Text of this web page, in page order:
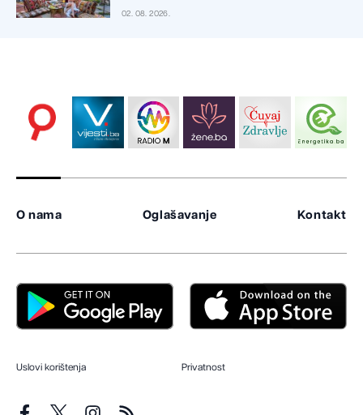
02. 08. 2026.
O nama Oglašavanje Kontakt
Uslovi korištenja Privatnost